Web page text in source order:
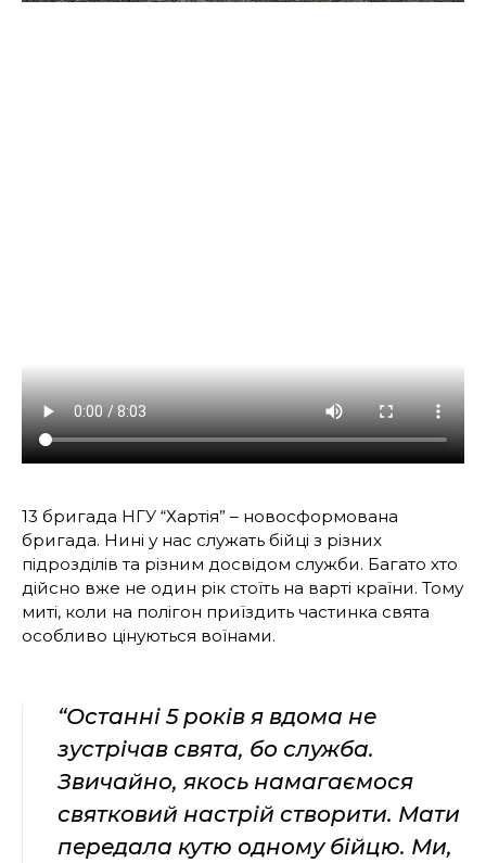
13 бригада НГУ “Хартія” – новосформована
бригада. Нині у нас служать бійці з різних
підрозділів та різним досвідом служби. Багато хто
дійсно вже не один рік стоїть на варті країни. Тому
миті, коли на полігон приїздить частинка свята
особливо цінуються воїнами.
“Останні 5 років я вдома не
зустрічав свята, бо служба.
Звичайно, якось намагаємося
святковий настрій створити. Мати
передала кутю одному бійцю. Ми,